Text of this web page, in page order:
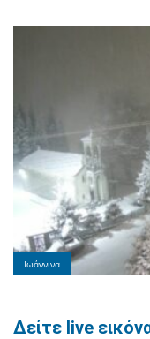
Ιωάννινα
Δείτε live